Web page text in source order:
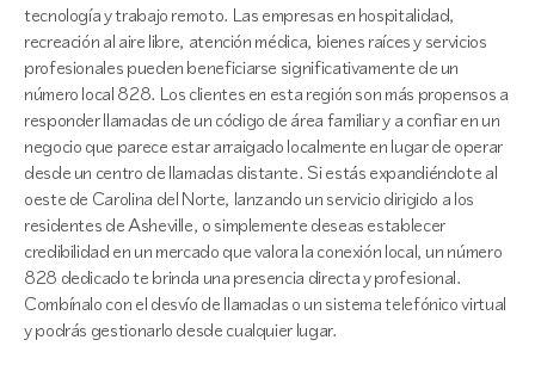
tecnología y trabajo remoto. Las empresas en hospitalidad,
recreación al aire libre, atención médica, bienes raíces y servicios
profesionales pueden beneficiarse significativamente de un
número local 828. Los clientes en esta región son más propensos a
responder llamadas de un código de área familiar y a confiar en un
negocio que parece estar arraigado localmente en lugar de operar
desde un centro de llamadas distante. Si estás expandiéndote al
oeste de Carolina del Norte, lanzando un servicio dirigido a los
residentes de Asheville, o simplemente deseas establecer
credibilidad en un mercado que valora la conexión local, un número
828 dedicado te brinda una presencia directa y profesional.
Combínalo con el desvío de llamadas o un sistema telefónico virtual
y podrás gestionarlo desde cualquier lugar.